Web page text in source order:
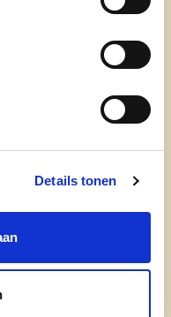
Details tonen
provincie?
plekje waar je